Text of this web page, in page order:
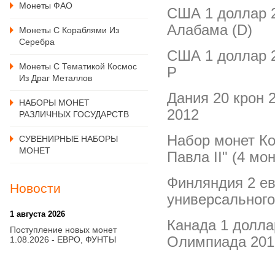
Монеты ФАО
Монеты С Кораблями Из
Серебра
Монеты С Тематикой Космос
Из Драг Металлов
НАБОРЫ МОНЕТ
РАЗЛИЧНЫХ ГОСУДАРСТВ
СУВЕНИРНЫЕ НАБОРЫ
МОНЕТ
Новости
1 августа 2026
Поступление новых монет
1.08.2026 - ЕВРО, ФУНТЫ
США 1 доллар
Алабама (D)
США 1 доллар
P
Дания 20 крон
2012
Набор монет
Павла II" (4
Финляндия 2
Канада 1
Олимпиада